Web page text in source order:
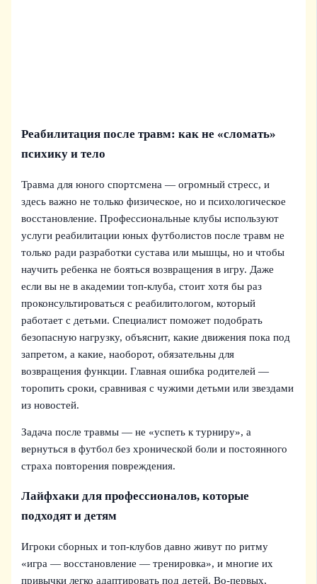
Реабилитация после травм: как не «сломать»
психику и тело
Травма для юного спортсмена — огромный стресс, и
здесь важно не только физическое, но и психологическое
восстановление. Профессиональные клубы используют
услуги реабилитации юных футболистов после травм не
только ради разработки сустава или мышцы, но и чтобы
научить ребенка не бояться возвращения в игру. Даже
если вы не в академии топ‑клуба, стоит хотя бы раз
проконсультироваться с реабилитологом, который
работает с детьми. Специалист поможет подобрать
безопасную нагрузку, объяснит, какие движения пока под
запретом, а какие, наоборот, обязательны для
возвращения функции. Главная ошибка родителей —
торопить сроки, сравнивая с чужими детьми или звездами
из новостей.
Задача после травмы — не «успеть к турниру», а
вернуться в футбол без хронической боли и постоянного
страха повторения повреждения.
Лайфхаки для профессионалов, которые
подходят и детям
Игроки сборных и топ‑клубов давно живут по ритму
«игра — восстановление — тренировка», и многие их
привычки легко адаптировать под детей. Во‑первых,